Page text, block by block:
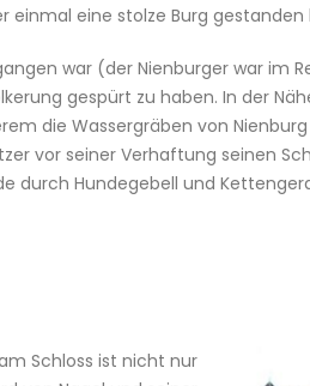
einmal eine stolze Burg gestanden
war (der Nienburger war im
gespürt zu haben. In der
die Wassergräben von Nienburg
vor seiner Verhaftung seinen
durch Hundegebell und
Schloss ist nicht nur